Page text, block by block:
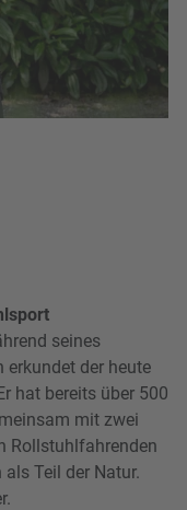
seines
der heute
hat bereits über 500
mit zwei
Rollstuhlfahrenden
Teil der Natur.